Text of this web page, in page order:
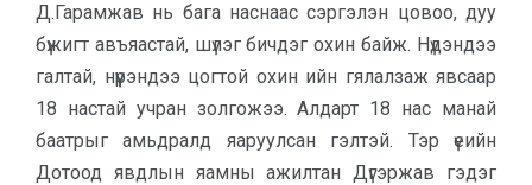
Д.Гарамжав нь бага наснаас сэргэлэн цовоо, дуу
бүжигт авъяастай, шүлэг бичдэг охин байж. Нүдэндээ
галтай, нүүрэндээ цогтой охин ийн гялалзаж явсаар
18 настай учран золгожээ. Алдарт 18 нас манай
баатрыг амьдралд яаруулсан гэлтэй. Тэр үеийн
Дотоод явдлын яамны ажилтан Дүгэржав гэдэг